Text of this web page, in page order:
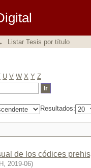
Listar Tesis por título
U V W X Y Z
Resultados:
de los códices
, 2019-06)